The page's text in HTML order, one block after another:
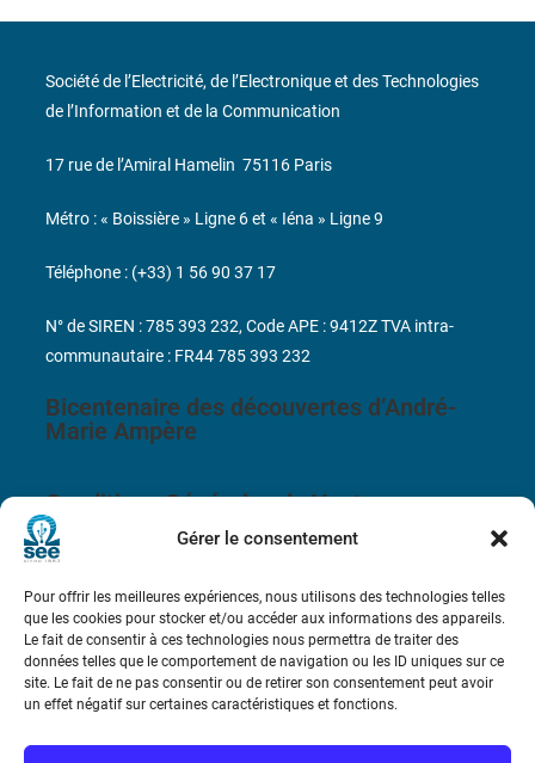
Gérer le consentement
Pour offrir les meilleures expériences, nous utilisons des technologies telles
que les cookies pour stocker et/ou accéder aux informations des appareils.
Le fait de consentir à ces technologies nous permettra de traiter des
données telles que le comportement de navigation ou les ID uniques sur ce
site. Le fait de ne pas consentir ou de retirer son consentement peut avoir
un effet négatif sur certaines caractéristiques et fonctions.
Bicentenaire des découvertes d’André-
Marie Ampère
Conditions Générales de Vente
Contact
Société de l’Electricité, de l’Electronique et des Technologies
de l’Information et de la Communication
17 rue de l’Amiral Hamelin 75116 Paris
Métro : « Boissière » Ligne 6 et « Iéna » Ligne 9
Téléphone : (+33) 1 56 90 37 17
N° de SIREN : 785 393 232, Code APE : 9412Z TVA intra-
communautaire : FR44 785 393 232